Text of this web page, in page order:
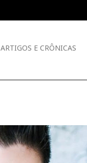
ARTIGOS E CRÔNICAS